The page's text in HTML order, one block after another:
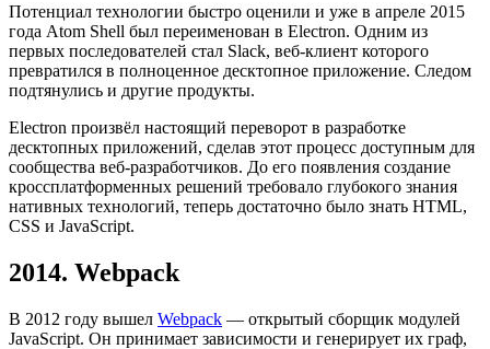
Потенциал технологии быстро оценили и уже в апреле 2015
года Atom Shell был переименован в Electron. Одним из
первых последователей стал Slack, веб-клиент которого
превратился в полноценное десктопное приложение. Следом
подтянулись и другие продукты.
Electron произвёл настоящий переворот в разработке
десктопных приложений, сделав этот процесс доступным для
сообщества веб-разработчиков. До его появления создание
кроссплатформенных решений требовало глубокого знания
нативных технологий, теперь достаточно было знать HTML,
CSS и JavaScript.
2014. Webpack
В 2012 году вышел Webpack — открытый сборщик модулей
JavaScript. Он принимает зависимости и генерирует их граф,